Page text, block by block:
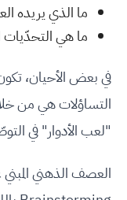
ما الذي يريده
ما هي التحدّيات
في بعض الأحيان،
التساؤلات هي من
"لعب الأدوار" في